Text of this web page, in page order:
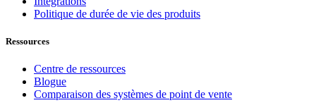
Politique de durée de vie des produits
Ressources
Centre de ressources
Blogue
Comparaison des systèmes de point de vente